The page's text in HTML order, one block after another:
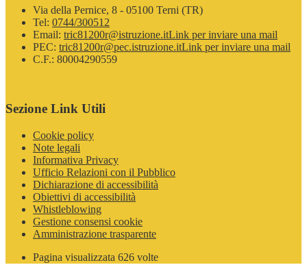
Via della Pernice, 8 - 05100 Terni (TR)
Tel: 0744/300512
Email: tric81200r@istruzione.itLink per inviare una mail
PEC: tric81200r@pec.istruzione.itLink per inviare una mail
C.F.: 80004290559
Sezione Link Utili
Cookie policy
Note legali
Informativa Privacy
Ufficio Relazioni con il Pubblico
Dichiarazione di accessibilità
Obiettivi di accessibilità
Whistleblowing
Gestione consensi cookie
Amministrazione trasparente
Pagina visualizzata 626 volte